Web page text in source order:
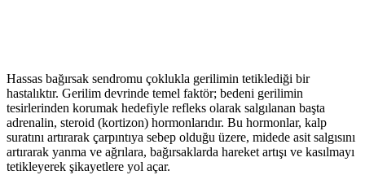
Hassas bağırsak sendromu çoklukla gerilimin tetiklediği bir
hastalıktır. Gerilim devrinde temel faktör; bedeni gerilimin
tesirlerinden korumak hedefiyle refleks olarak salgılanan başta
adrenalin, steroid (kortizon) hormonlarıdır. Bu hormonlar, kalp
suratını artırarak çarpıntıya sebep olduğu üzere, midede asit salgısını
artırarak yanma ve ağrılara, bağırsaklarda hareket artışı ve kasılmayı
tetikleyerek şikayetlere yol açar.